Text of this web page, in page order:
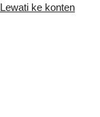
Lewati ke konten